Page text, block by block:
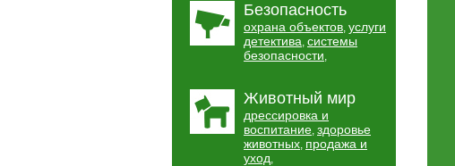
Безопасность
охрана объектов, услуги
детектива, системы
безопасности,
Животный мир
дрессировка и
воспитание, здоровье
животных, продажа и
уход,